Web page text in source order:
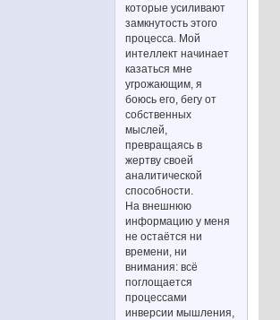
которые усиливают
замкнутость этого
процесса. Мой
интеллект начинает
казаться мне
угрожающим, я
боюсь его, бегу от
собственных
мыслей,
превращаясь в
жертву своей
аналитической
способности.
На внешнюю
информацию у меня
не остаётся ни
времени, ни
внимания: всё
поглощается
процессами
инверсии мышления,